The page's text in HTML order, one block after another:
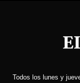
Todos los lunes y